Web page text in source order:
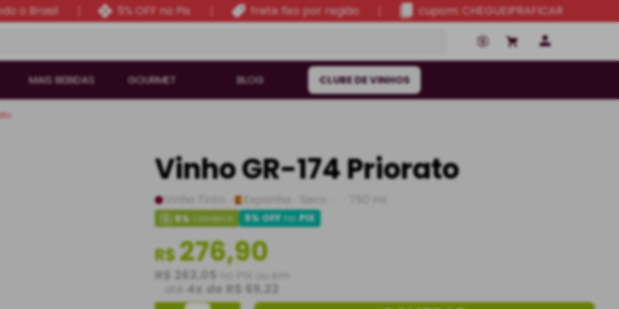
o Brasil 5% OFF no Pix frete fixo por região
cupom: CHEGUEIPRAFICAR
MAIS BEBIDAS GOURMET BLOG CLUBE DE VINHOS
Vinho GR-174 Priorato
Espanha
5% CASHBACK 5% OFFnoPIX
R$276,90
R$ 263,05
4 x de R$ 69,22